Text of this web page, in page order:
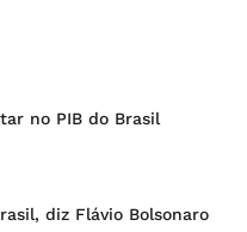
no PIB do Brasil
diz Flávio Bolsonaro